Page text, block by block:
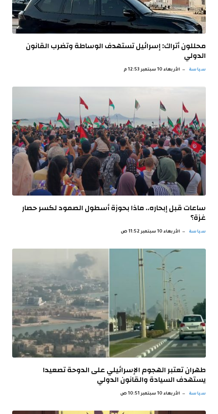
محللون أتراك: إسرائيل تستهدف الوساطة وتضرب القانون
الدولي
سياسة الأربعاء 10 سبتمبر 12:53 م
ساعات قبل إبحاره.. ماذا بحوزة أسطول الصمود لكسر حصار
غزة؟
سياسة الأربعاء 10 سبتمبر 11:52 ص
طهران تعتبر الهجوم الإسرائيلي على الدوحة تصعيدا
يستهدف السيادة والقانون الدولي
سياسة الأربعاء 10 سبتمبر 10:51 ص